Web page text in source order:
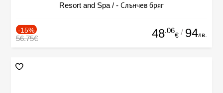
Resort and Spa / - Слънчев бряг
-15%
56.75€ 48.06
€ / 94лв.